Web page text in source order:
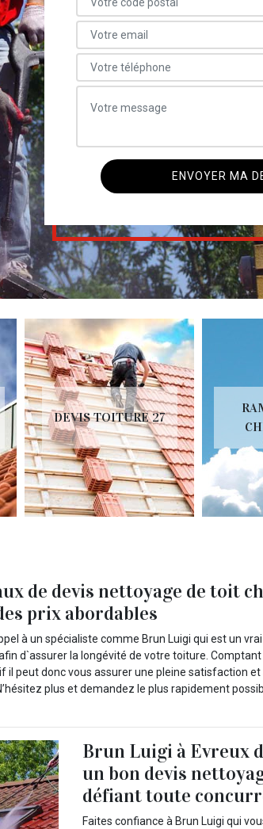
DEVIS TOITURE 27
de devis nettoyage de toit
prix abordables
à un spécialiste comme Brun Luigi qui est un
d`assurer la longévité de votre toiture.
il peut donc vous assurer une pleine satisfaction
plus et demandez le plus rapidement
Brun Luigi à Evreux
un bon devis
défiant toute
Faites confiance à Brun Luigi qui